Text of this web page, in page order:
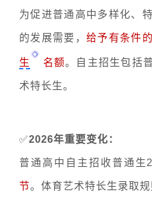
为促进普通高中多样化、
的发展需要，给予有条件
生 名额。自主招生包括
术特长生。
✅️2026年重要变化：
普通高中自主招收普通生
节。体育艺术特长生录取规